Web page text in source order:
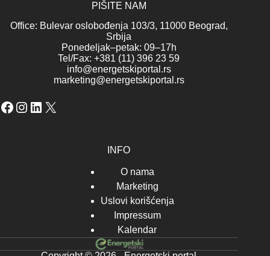
PIŠITE NAM
Office: Bulevar oslobođenja 103/3, 11000 Beograd,
Srbija
Ponedeljak–petak: 09–17h
Tel/Fax: +381 (11) 396 23 59
info@energetskiportal.rs
marketing@energetskiportal.rs
Facebook
Instagram
LinkedIn
X
INFO
O nama
Marketing
Uslovi korišćenja
Impressum
Kalendar